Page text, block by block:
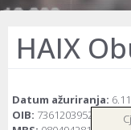
HAIX
Datum ažuriranja:
OIB: 73612039529